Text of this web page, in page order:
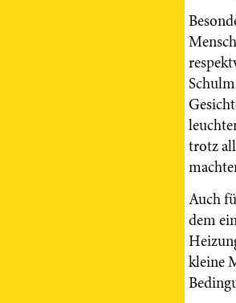
trotz
Auch
dem
kleine